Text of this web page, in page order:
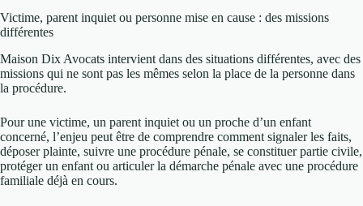
Victime, parent inquiet ou personne mise en cause : des missions
différentes
Maison Dix Avocats intervient dans des situations différentes, avec des
missions qui ne sont pas les mêmes selon la place de la personne dans
la procédure.
Pour une victime, un parent inquiet ou un proche d’un enfant
concerné, l’enjeu peut être de comprendre comment signaler les faits,
déposer plainte, suivre une procédure pénale, se constituer partie civile,
protéger un enfant ou articuler la démarche pénale avec une procédure
familiale déjà en cours.